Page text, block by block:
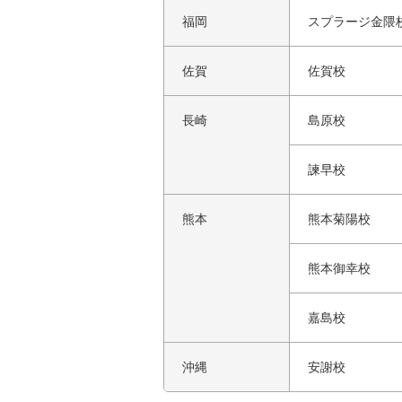
福岡 スプラージ金隈
佐賀 佐賀校
長崎 島原校
諫早校
熊本 熊本菊陽校
熊本御幸校
嘉島校
沖縄 安謝校